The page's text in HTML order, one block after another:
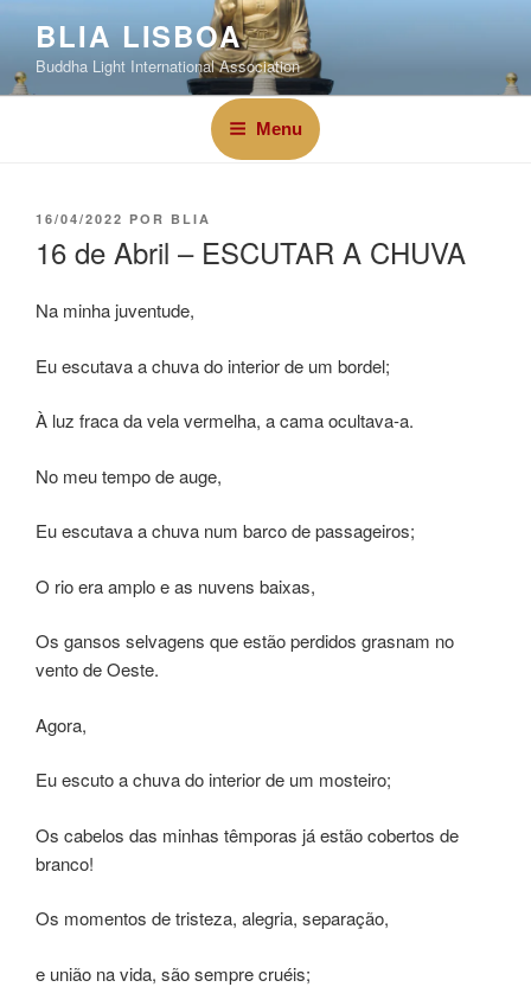
BLIA LISBOA
Buddha Light International Association
Menu
16/04/2022 POR BLIA
16 de Abril – ESCUTAR A CHUVA
Na minha juventude,
Eu escutava a chuva do interior de um bordel;
À luz fraca da vela vermelha, a cama ocultava-a.
No meu tempo de auge,
Eu escutava a chuva num barco de passageiros;
O rio era amplo e as nuvens baixas,
Os gansos selvagens que estão perdidos grasnam no
vento de Oeste.
Agora,
Eu escuto a chuva do interior de um mosteiro;
Os cabelos das minhas têmporas já estão cobertos de
branco!
Os momentos de tristeza, alegria, separação,
e união na vida, são sempre cruéis;